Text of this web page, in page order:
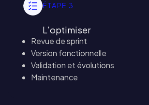
ÉTAPE 3
L’optimiser
Revue de sprint
Version fonctionnelle
Validation et évolutions
Maintenance